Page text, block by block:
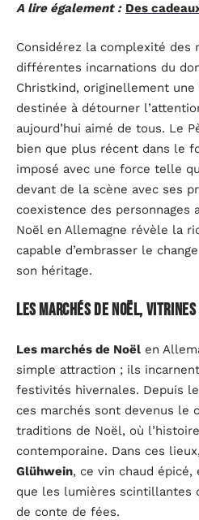
A lire également : Des
Considérez la complexité des
différentes incarnations du
Christkind, originellement
destinée à détourner
aujourd’hui aimé de tous. Le
bien que plus récent dans le
imposé avec une force telle
devant de la scène avec ses
coexistence des personnages
Noël en Allemagne révèle la
capable d’embrasser le
son héritage.
Les marchés de Noël,
Les marchés de Noël en
simple attraction ; ils
festivités hivernales. Depuis
ces marchés sont devenus le
traditions de Noël, où
contemporaine. Dans ces
Glühwein, ce vin chaud épicé,
que les lumières scintillantes
de conte de fées.